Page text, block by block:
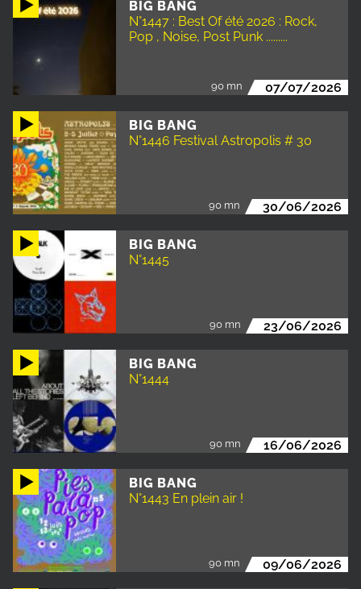
BIG BANG
N°1447 : Best Of été 2026 : Rock,
Pop , Noise, Post Punk .........
90 mn 07/07/2026
BIG BANG
N°1446 Festival Astropolis # 30
90 mn 30/06/2026
BIG BANG
N°1445
90 mn 23/06/2026
BIG BANG
N°1444
90 mn 16/06/2026
BIG BANG
N°1443 En plein air !
90 mn 09/06/2026